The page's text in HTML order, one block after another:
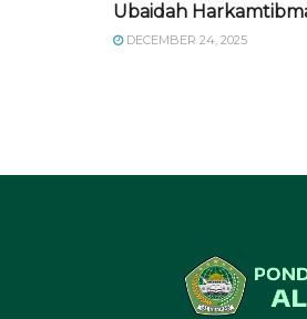
Ubaidah
DECEMBER 24, 2025